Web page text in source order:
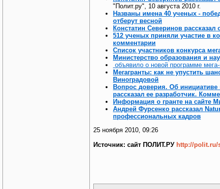
"Полит.ру", 10 августа 2010 г.
Названы имена 40 ученых -
отберут весной
Констатин Северинов
512 ученых приняли участие в
комментарии
Список участников конкурса
Министерство образования и
объявило о новой программе мега-
Мегагранты: как не упустить
Виноградовой
Вопрос доверия. Об
рассказал ее разработчик.
Информация о гранте на сайте
Андрей Фурсенко рассказал
профессиональных кадров
25 ноября 2010, 09:26
Источник: сайт ПОЛИТ.РУ http://polit.ru/